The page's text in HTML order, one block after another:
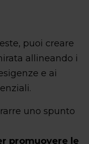
puoi creare
allineando i
e ai
uno spunto
promuovere le